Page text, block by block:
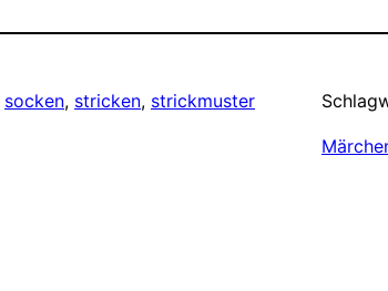
socken, stricken, strickmuster